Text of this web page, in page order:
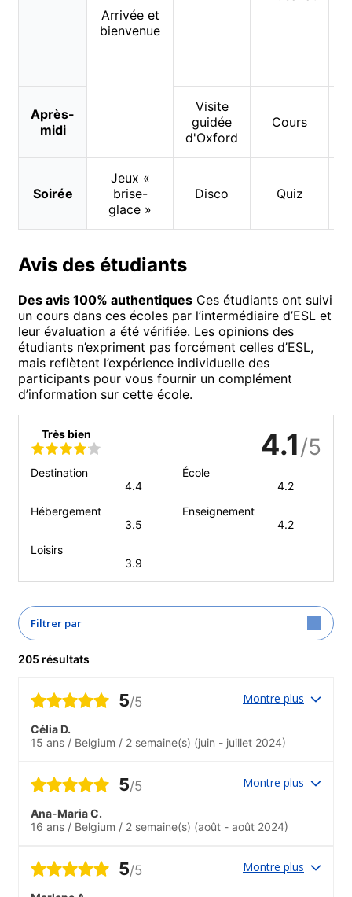
Arrivée et
bienvenue
Après-
midi
Visite
guidée
d'Oxford
Cours
Soirée
Jeux «
brise-
glace »
Disco Quiz
Avis des étudiants
Des avis 100% authentiques Ces étudiants ont suivi
un cours dans ces écoles par l’intermédiaire d’ESL et
leur évaluation a été vérifiée. Les opinions des
étudiants n’expriment pas forcément celles d’ESL,
mais reflètent l’expérience individuelle des
participants pour vous fournir un complément
d’information sur cette école.
Très bien 4.1/5
Destination
4.4
École
4.2
Hébergement
3.5
Enseignement
4.2
Loisirs
3.9
Filtrer par
205 résultats
5/5 Montre plus
Célia D.
15 ans / Belgium / 2 semaine(s) (juin - juillet 2024)
5/5 Montre plus
Ana-Maria C.
16 ans / Belgium / 2 semaine(s) (août - août 2024)
5/5 Montre plus